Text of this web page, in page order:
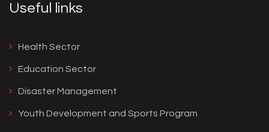
Useful links
Health Sector
Education Sector
Disaster Management
Youth Development and Sports Program